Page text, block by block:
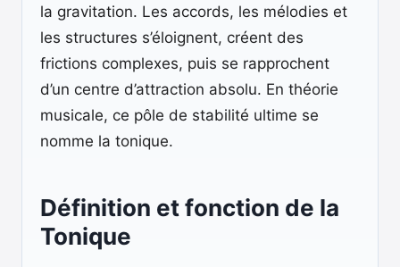
la gravitation. Les accords, les mélodies et
les structures s’éloignent, créent des
frictions complexes, puis se rapprochent
d’un centre d’attraction absolu. En théorie
musicale, ce pôle de stabilité ultime se
nomme la tonique.
Définition et fonction de la
Tonique